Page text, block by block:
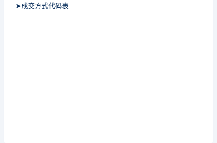
➤成交方式代码表